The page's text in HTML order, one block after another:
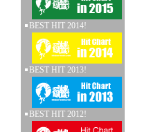
BEST HIT 2014!
BEST HIT 2013!
BEST HIT 2012!